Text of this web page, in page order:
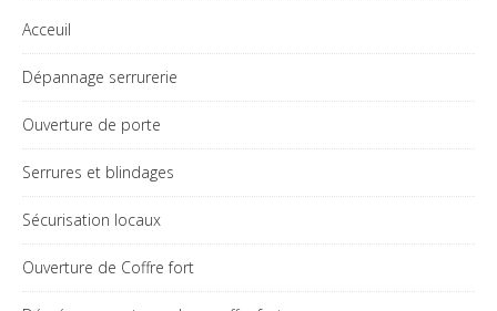
Acceuil
Dépannage serrurerie
Ouverture de porte
Serrures et blindages
Sécurisation locaux
Ouverture de Coffre fort